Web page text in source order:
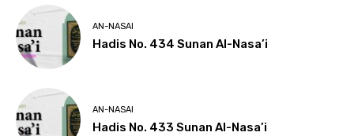
AN-NASAI
Hadis No. 434 Sunan Al-Nasa’i
AN-NASAI
Hadis No. 433 Sunan Al-Nasa’i